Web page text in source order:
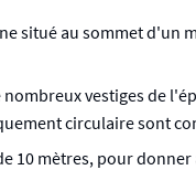
situé au sommet d'un
vestiges de
circulaire sont
10 mètres, pour